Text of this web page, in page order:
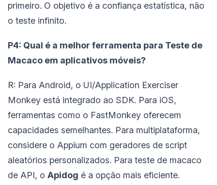
primeiro. O objetivo é a confiança estatística, não
o teste infinito.
P4: Qual é a melhor ferramenta para Teste de
Macaco em aplicativos móveis?
R: Para Android, o UI/Application Exerciser
Monkey está integrado ao SDK. Para iOS,
ferramentas como o FastMonkey oferecem
capacidades semelhantes. Para multiplataforma,
considere o Appium com geradores de script
aleatórios personalizados. Para teste de macaco
de API, o Apidog é a opção mais eficiente.